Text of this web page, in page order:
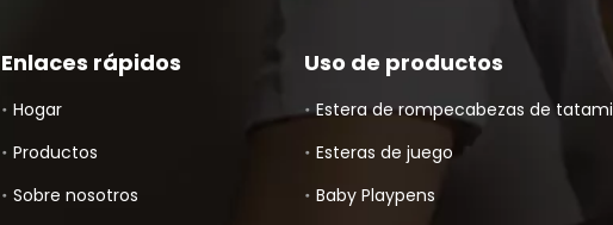
Enlaces rápidos
Hogar
Productos
Sobre nosotros
Uso de productos
Estera de rompecabezas de tatami
Esteras de juego
Baby Playpens